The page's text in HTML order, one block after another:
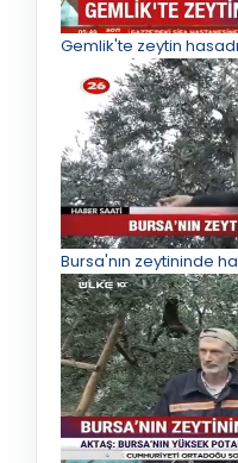
Gemlik'te zeytin
Bursa'nın zeytininde